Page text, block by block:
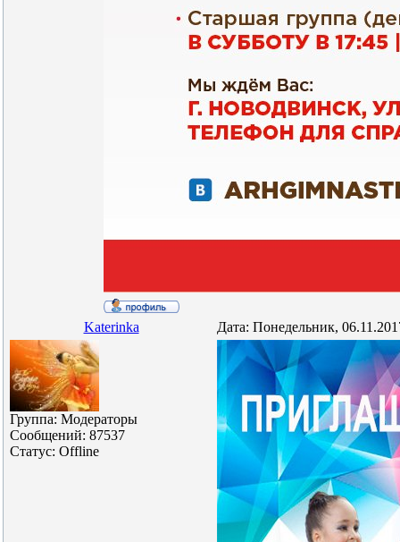
Katerinka Дата: Понедельник,
Группа: Модераторы
Сообщений: 87537
Статус: Offline